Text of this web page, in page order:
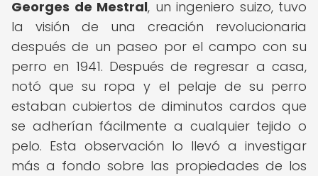
Georges de Mestral, un ingeniero suizo, tuvo
la visión de una creación revolucionaria
después de un paseo por el campo con su
perro en 1941. Después de regresar a casa,
notó que su ropa y el pelaje de su perro
estaban cubiertos de diminutos cardos que
se adherían fácilmente a cualquier tejido o
pelo. Esta observación lo llevó a investigar
más a fondo sobre las propiedades de los